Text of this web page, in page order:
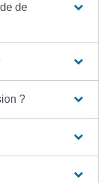
de
?